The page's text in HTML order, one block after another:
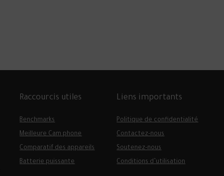
Raccourcis utiles
Benchmarks
Meilleure Cam phone
Comparatif des appareils
Batterie puissante
Liens importants
Politique de confidentialité
Contactez-nous
Soutenez-nous
Conditions d’utilisation